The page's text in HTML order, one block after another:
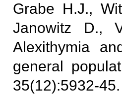
Grabe H.J.,
Janowitz D.,
Alexithymia
general
35(12):5932-45.